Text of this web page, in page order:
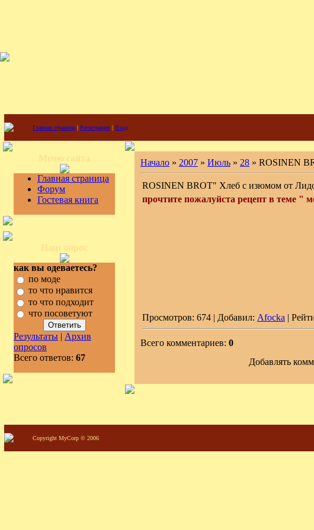
Главная страница | Регистрация | Вход
Главная страница
Форум
Гостевая книга
как вы одеваетесь?
по моде
то что нравится
то что подходит
что посоветуют
Результаты | Архив
опросов
Всего ответов: 67
Начало » 2007 » Июль » 28 » ROSINEN
ROSINEN BROT" Хлеб с изюмом от
прочтите пожалуйста рецепт в теме "
Просмотров: 674 | Добавил: Afocka |
Всего комментариев: 0
Добавлять
Copyright MyCorp © 2006